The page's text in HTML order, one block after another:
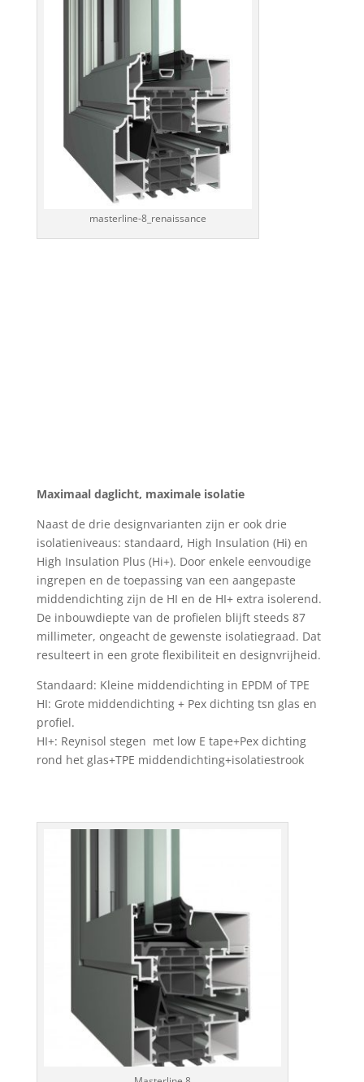
masterline-8_renaissance
Maximaal daglicht, maximale isolatie
Naast de drie designvarianten zijn er ook drie
isolatieniveaus: standaard, High Insulation (Hi) en
High Insulation Plus (Hi+). Door enkele eenvoudige
ingrepen en de toepassing van een aangepaste
middendichting zijn de HI en de HI+ extra isolerend.
De inbouwdiepte van de profielen blijft steeds 87
millimeter, ongeacht de gewenste isolatiegraad. Dat
resulteert in een grote flexibiliteit en designvrijheid.
Standaard: Kleine middendichting in EPDM of TPE
HI: Grote middendichting + Pex dichting tsn glas en
profiel.
HI+: Reynisol stegen met low E tape+Pex dichting
rond het glas+TPE middendichting+isolatiestrook